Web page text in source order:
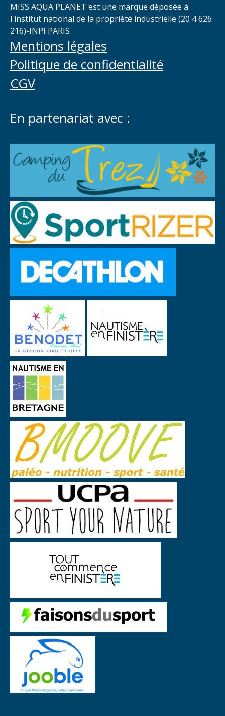
MISS AQUA PLANET est une marque déposée à
l'institut national de la propriété industrielle (20 4 626
216)-INPI PARIS
Mentions légales
Politique de confidentialité
CGV
En partenariat avec :